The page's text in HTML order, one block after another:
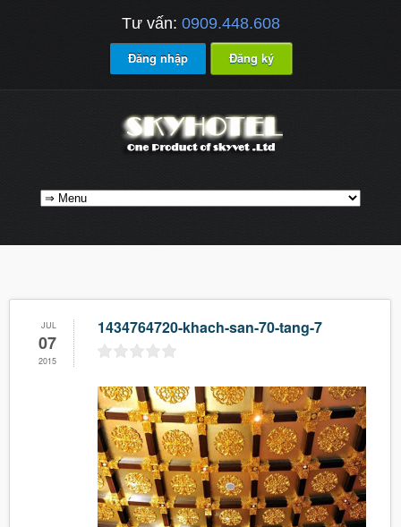
Tư vấn: 0909.448.608
Đăng nhập Đăng ký
JUL
07
2015
1434764720-khach-san-70-tang-7